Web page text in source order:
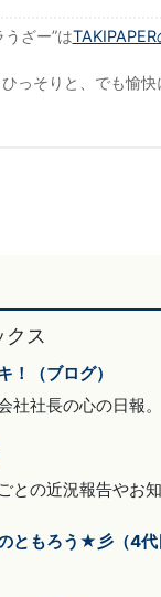
うざー”は
っそりと、でも愉
クス
！（ブログ）
社社長の心の日報。
との近況報告やお
ともろう★彡（4代